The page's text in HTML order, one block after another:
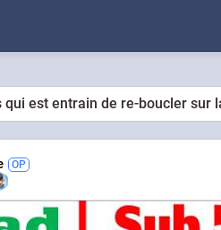
qui est entrain de re-boucler sur